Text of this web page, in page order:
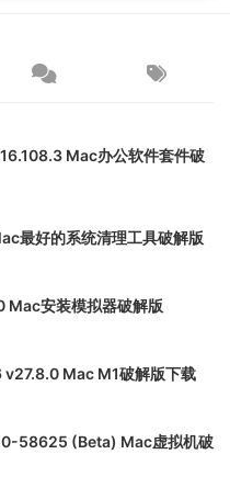
Mac办公软件套件破
最好的系统清理工具破解版
Mac安装模拟器破解版
Mac M1破解版下载
58625 (Beta) Mac虚拟机破